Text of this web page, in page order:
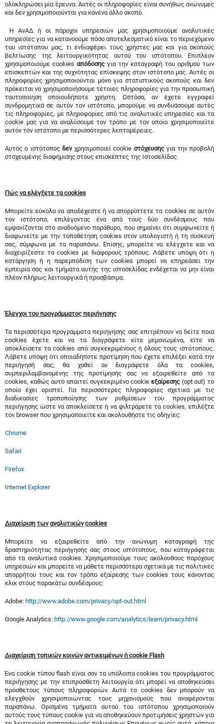
ολοκληρώσει μία έρευνα. Αυτές οι πληροφορίες είναι συνήθως ανώνυμες
και δεν χρησιμοποιούνται για κανένα άλλο σκοπό.
Η ΑνΑΔ ή οι πάροχοι υπηρεσιών μας χρησιμοποιούμε αναλυτικές
υπηρεσίες για να κατανοούμε πόσο αποτελεσματικό είναι το περιεχόμενο
του ιστότοπου μας, τι ενδιαφέρει τους χρήστες μας και για σκοπούς
βελτίωσης της λειτουργικότητας αυτού του ιστότοπου. Επιπλέον
χρησιμοποιούμε cookies απόδοσης για την καταγραφή του αριθμού των
επισκεπτών και της συχνότητας επίσκεψης στον ιστότοπο μας. Αυτές οι
πληροφορίες χρησιμοποιούνται μόνο για στατιστικούς σκοπούς και δεν
πρόκειται να χρησιμοποιήσουμε τέτοιες πληροφορίες για την προσωπική
ταυτοποίηση οποιουδήποτε χρήστη. Ωστόσο, αν έχετε εγγραφεί
συνδρομητικά σε αυτόν τον ιστότοπο, μπορούμε να συνδυάσουμε αυτές
τις πληροφορίες, με πληροφορίες από τις αναλυτικές υπηρεσίες και τα
cookie μας για να αναλύσουμε τον τρόπο με τον οποίο χρησιμοποιείτε
αυτόν τον ιστότοπο με περισσότερες λεπτομέρειες.
Αυτός ο ιστότοποςδενχρησιμοποιεί cookie στόχευσηςγια την προβολή
στοχευμένης διαφήμισης στους επισκέπτες της Ιστοσελίδας.
Πώς να ελέγξετε τα cookies
Μπορείτε εύκολα να αποδέχεστε ή να απορρίπτετε τα cookies σε αυτόν
τον ιστότοπο, επιλέγοντας ένα από τους δύο συνδέσμους που
εμφανίζονται στο αναδυόμενο παράθυρο, που σημαίνει ότι συμφωνείτε ή
διαφωνείτε με την τοποθέτηση cookies στον υπολογιστή ή τη συσκευή
σας, σύμφωνα με τα παραπάνω. Επίσης, μπορείτε να ελέγχετε και να
διαχειρίζεστε τα cookies με διάφορους τρόπους. Λάβετε υπόψη ότι η
κατάργηση ή η παρεμπόδιση των cookies μπορεί να επηρεάσει την
εμπειρία σας και τμήματα αυτής της ιστοσελίδας ενδέχεται να μην είναι
πλέον πλήρως λειτουργικά ή προσβάσιμα.
Έλεγχοι του προγράμματος περιήγησης
Τα περισσότερα προγράμματα περιήγησης σας επιτρέπουν να δείτε ποια
cookies έχετε και να τα διαγράψετε είτε μεμονωμένα, είτε να
αποκλείσετε τα cookies από συγκεκριμένους ή όλους τους ιστότοπους.
Λάβετε υπόψη ότι οποιαδήποτε προτίμηση που έχετε επιλέξει κατά την
περιήγησή σας, θα χαθεί αν διαγράψετε όλα τα cookies,
συμπεριλαμβανομένης της προτίμησής σας να εξαιρεθείτε από τα
cookies, καθώς αυτό απαιτεί συγκεκριμένο cookie εξαίρεσης (opt out) το
οποίο έχει οριστεί. Για περισσότερες πληροφορίες σχετικά με τις
διαδικασίες τροποποίησης των ρυθμίσεων του προγράμματος
περιήγησης ώστε να αποκλείσετε ή να φιλτράρετε τα cookies, επιλέξτε
τον browser που χρησιμοποιείτε και ακολουθήστε τις οδηγίες:
Chrome
Safari
Firefox
Internet Explorer
Διαχείριση των αναλυτικών cookies
Μπορείτε να εξαιρεθείτε από την ανώνυμη καταγραφή της
δραστηριότητας περιήγησής σας στους ιστότοπους, που καταγράφεται
από τα αναλυτικά cookies. Χρησιμοποιούμε τους ακόλουθους παρόχους
υπηρεσιών και μπορείτε να μάθετε περισσότερα σχετικά με τις πολιτικές
απορρήτου τους και τον τρόπο εξαίρεσης των cookies τους κάνοντας
κλικ στους παρακάτω συνδέσμους:
Adobe: http://www.adobe.com/privacy/opt-out.html
Google Analytics: http://www.google.com/analytics/learn/privacy.html
Διαχείριση τοπικών κοινών αντικειμένων ή cookie Flash
Ένα cookie τύπου flash είναι σαν τα υπόλοιπα cookies του προγράμματος
περιήγησης με την επιπρόσθετη λειτουργία ότι μπορεί να αποθηκεύσει
πρόσθετους τύπους πληροφοριών. Αυτά τα cookies δεν μπορούν να
ελεγχθούν χρησιμοποιώντας τους μηχανισμούς που αναφέρονται
παραπάνω. Ορισμένα τμήματα αυτού του ιστότοπου χρησιμοποιούν
αυτούς τους τύπους cookie για να αποθηκεύουν προτιμήσεις χρηστών για